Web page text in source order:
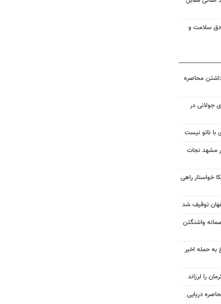
سلامت و
محاصره
جولانی در
با ناتو نیست
مشهد نجات
خواستار راهی
واشنگتن
به حمله اخیر
دریایی